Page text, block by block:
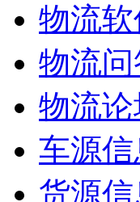
物流软
物流问
物流论
车源信
货源信